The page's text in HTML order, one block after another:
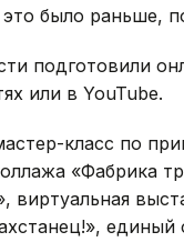
было раньше,
подготовили
или в YouTube.
класс по
«Фабрика
единый